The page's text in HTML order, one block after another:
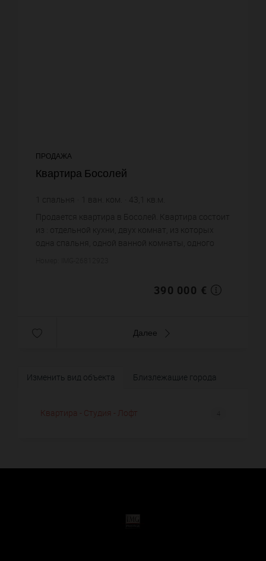
ПРОДАЖА
Квартира Босолей
спальня ван. ком. 43,1
кв.м.
цена за кв.м.
Продается квартира в Босолей. Квартира состоит
из : отдельной кухни, двух комнат, из которых
одна спальня, одной ванной комнаты, одного
390 000 €
Далее
Изменить вид объекта Близлежащие города
Квартира - Студия - Лофт